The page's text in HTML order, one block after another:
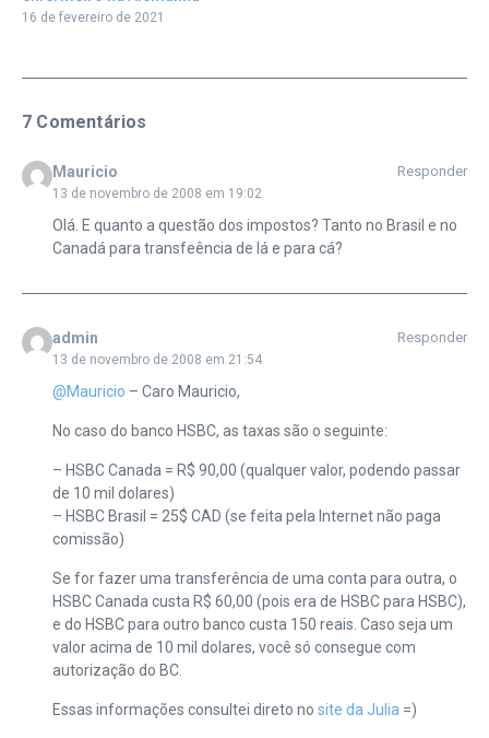
16 de fevereiro de 2021
7 Comentários
Mauricio
13 de novembro de 2008 em 19:02
Responder
Olá. E quanto a questão dos impostos? Tanto no Brasil e no
Canadá para transfeência de lá e para cá?
admin
13 de novembro de 2008 em 21:54
Responder
@Mauricio – Caro Mauricio,
No caso do banco HSBC, as taxas são o seguinte:
– HSBC Canada = R$ 90,00 (qualquer valor, podendo passar
de 10 mil dolares)
– HSBC Brasil = 25$ CAD (se feita pela Internet não paga
comissão)
Se for fazer uma transferência de uma conta para outra, o
HSBC Canada custa R$ 60,00 (pois era de HSBC para HSBC),
e do HSBC para outro banco custa 150 reais. Caso seja um
valor acima de 10 mil dolares, você só consegue com
autorização do BC.
Essas informações consultei direto no site da Julia =)